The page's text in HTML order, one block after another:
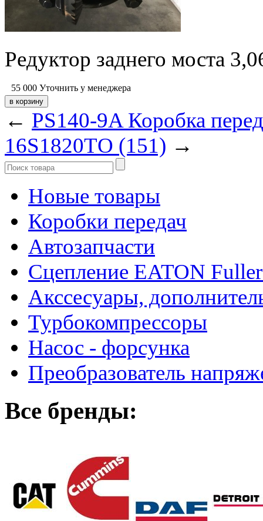
Редуктор заднего моста
55 000 Уточнить у менеджера
← PS140-9A Коробка
16S1820ТО (151) →
Новые товары
Коробки передач
Автозапчасти
Сцепление EATON
Акссесуары,
Турбокомпрессоры
Насос - форсунка
Преобразователь
Все бренды: